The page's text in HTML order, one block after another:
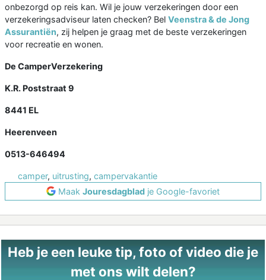
onbezorgd op reis kan. Wil je jouw verzekeringen door een
verzekeringsadviseur laten checken? Bel Veenstra & de Jong
Assurantiën, zij helpen je graag met de beste verzekeringen
voor recreatie en wonen.
De CamperVerzekering
K.R. Poststraat 9
8441 EL
Heerenveen
0513-646494
camper, uitrusting, campervakantie
Maak Jouresdagblad je Google-favoriet
Heb je een leuke tip, foto of video die je
met ons wilt delen?